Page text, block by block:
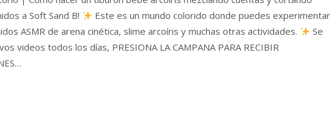
a Soft Sand B!
Este es un mundo colorido donde puedes experimentar
ASMR de arena cinética, slime arcoíris y muchas otras actividades.
Se
videos todos los días, PRESIONA LA CAMPANA PARA RECIBIR